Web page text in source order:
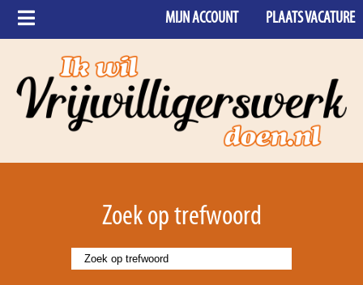
PLAATS VACATURE
MIJN ACCOUNT
Zoek op trefwoord